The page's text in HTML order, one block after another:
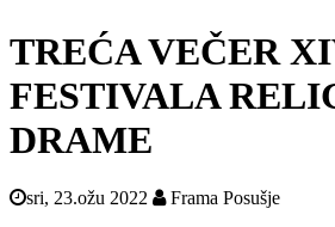
TREĆA VEČER
FESTIVALA
DRAME
sri, 23.ožu 2022
Frama Posušje